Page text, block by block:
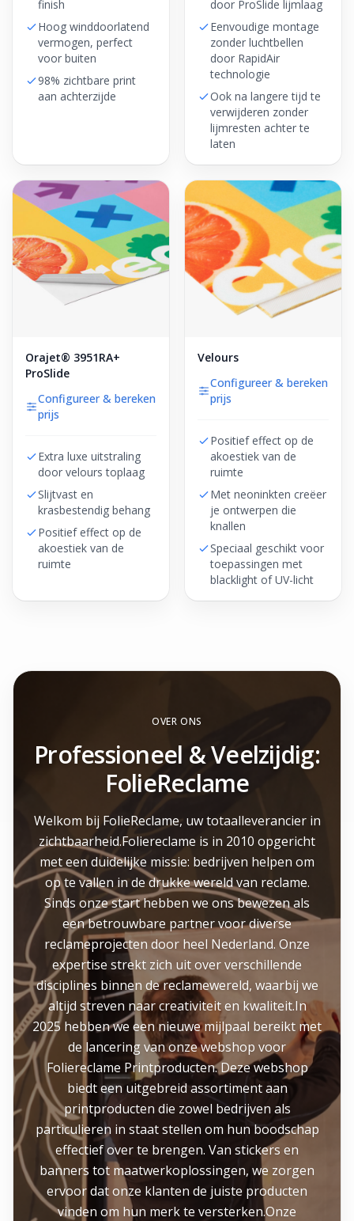
finish
Hoog winddoorlatend
vermogen, perfect
voor buiten
98% zichtbare print
aan achterzijde
door ProSlide lijmlaag
Eenvoudige montage
zonder luchtbellen
door RapidAir
technologie
Ook na langere tijd te
verwijderen zonder
lijmresten achter te
laten
Orajet® 3951RA+
ProSlide
Configureer & bereken
prijs
Extra luxe uitstraling
door velours toplaag
Slijtvast en
krasbestendig behang
Positief effect op de
akoestiek van de
ruimte
Velours
Configureer & bereken
prijs
Positief effect op de
akoestiek van de
ruimte
Met neoninkten creëer
je ontwerpen die
knallen
Speciaal geschikt voor
toepassingen met
blacklight of UV-licht
OVER ONS
Professioneel & Veelzijdig:
FolieReclame
Welkom bij FolieReclame, uw totaalleverancier in
zichtbaarheid.Foliereclame is in 2010 opgericht
met een duidelijke missie: bedrijven helpen om
op te vallen in de drukke wereld van reclame.
Sinds onze start hebben we ons bewezen als
een betrouwbare partner voor diverse
reclameprojecten door heel Nederland. Onze
expertise strekt zich uit over verschillende
disciplines binnen de reclamewereld, waarbij we
altijd streven naar creativiteit en kwaliteit.In
2025 hebben we een nieuwe mijlpaal bereikt met
de lancering van onze webshop voor
Foliereclame Printproducten. Deze webshop
biedt een uitgebreid assortiment aan
printproducten die zowel bedrijven als
particulieren in staat stellen om hun boodschap
effectief over te brengen. Van stickers en
banners tot maatwerkoplossingen, we zorgen
ervoor dat onze klanten de juiste producten
vinden om hun merk te versterken.Onze